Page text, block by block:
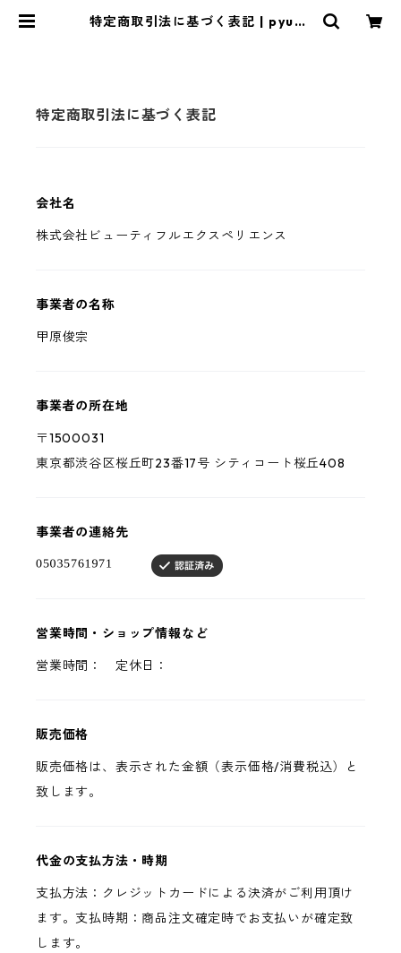
特定商取引法に基づく表記 | pyuac
特定商取引法に基づく表記
会社名
株式会社ビューティフルエクスペリエンス
事業者の名称
甲原俊宗
事業者の所在地
〒1500031
東京都渋谷区桜丘町23番17号 シティコート桜丘408
事業者の連絡先
営業時間・ショップ情報など
営業時間： 定休日：
販売価格
販売価格は、表示された金額（表示価格/消費税込）と
致します。
代金の支払方法・時期
支払方法：クレジットカードによる決済がご利用頂け
ます。支払時期：商品注文確定時でお支払いが確定致
します。